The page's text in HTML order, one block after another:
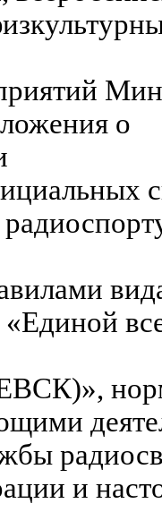
о
и